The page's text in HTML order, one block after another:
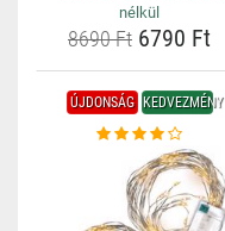
nélkül
8690 Ft 6790 Ft
ÚJDONSÁG KEDVEZMÉNY